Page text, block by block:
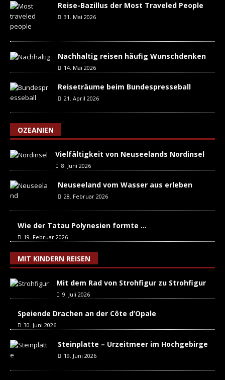
Reise-Bazillus der Most Traveled People
31. Mai 2026
Nachhaltig reisen häufig Wunschdenken
14. Mai 2026
Reiseträume beim Bundespresseball
21. April 2026
OZEANIEN
Vielfältigkeit von Neuseelands Nordinsel
8. Juni 2026
Neuseeland vom Wasser aus erleben
28. Februar 2026
Wie der Tatau Polynesien formte …
19. Februar 2026
MIT KINDERN REISEN
Mit dem Rad von Strohfigur zu Strohfigur
9. Juli 2026
Speiende Drachen an der Côte d’Opale
30. Juni 2026
Steinplatte – Urzeitmeer im Hochgebirge
19. Juni 2026